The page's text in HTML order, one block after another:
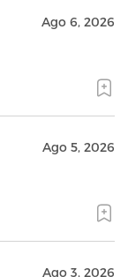
Ago 6, 2026
Ago 5, 2026
Ago 3, 2026